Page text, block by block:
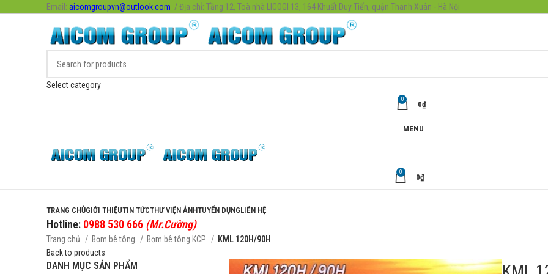
Email: aicomgroupvn@outlook.com / Địa chỉ: Tầng 12, Toà nhà LICOGI 13, 164 Khuất Duy Tiến, quận Thanh Xuân - Hà Nội
Select category
0
0₫
MENU
0
0₫
TRANG CHỦGIỚI THIỆUTIN TỨCTHƯ VIỆN ẢNHTUYỂN DỤNGLIÊN HỆ
Hotline: 0988 530 666 (Mr.Cường)
Trang chủ Bơm bê tông Bơm bê tông KCP
KML 120H/90H
Back to products
DANH MỤC SẢN PHẨM